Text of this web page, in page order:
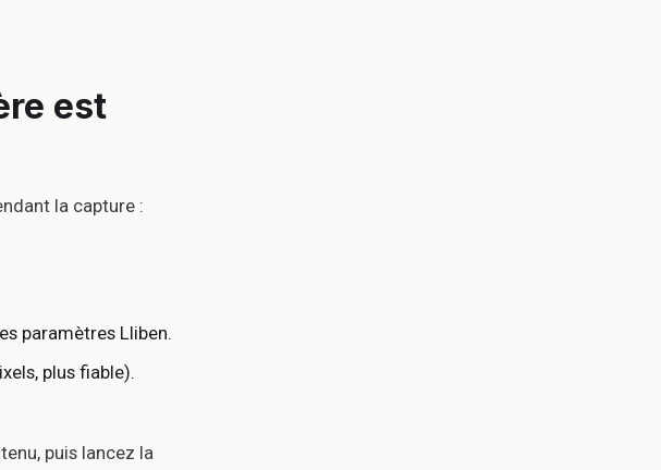
est
la capture :
paramètres Lliben.
plus fiable).
puis lancez la